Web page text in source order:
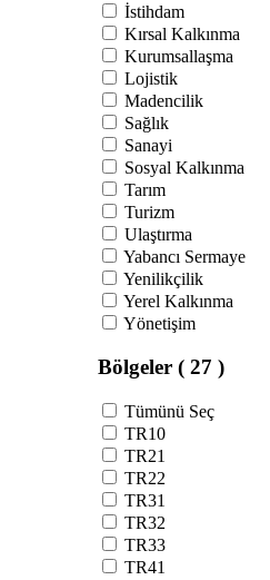
İstihdam
Kırsal Kalkınma
Kurumsallaşma
Lojistik
Madencilik
Sağlık
Sanayi
Sosyal Kalkınma
Tarım
Turizm
Ulaştırma
Yabancı Sermaye
Yenilikçilik
Yerel Kalkınma
Yönetişim
Bölgeler ( 27 )
Tümünü Seç
TR10
TR21
TR22
TR31
TR32
TR33
TR41